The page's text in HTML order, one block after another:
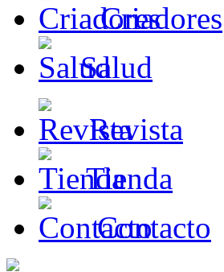
Criadores
Salud
Revista
Tienda
Contacto